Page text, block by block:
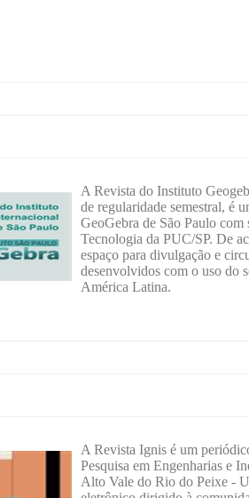
A Revista do Instituto
de regularidade semestral, é
GeoGebra de São Paulo com
Tecnologia da PUC/SP. De
espaço para divulgação e
desenvolvidos com o uso do
América Latina.
A Revista Ignis é um
Pesquisa em Engenharias e
Alto Vale do Rio do Peixe -